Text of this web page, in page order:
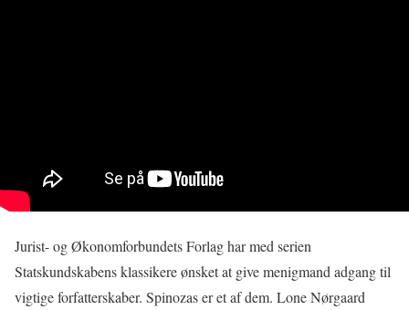
Jurist- og Økonomforbundets Forlag har med serien
Statskundskabens klassikere ønsket at give menigmand adgang til
vigtige forfatterskaber. Spinozas er et af dem. Lone Nørgaard